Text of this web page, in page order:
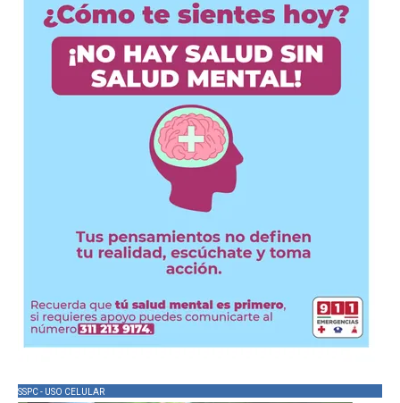
SSPC - USO CELULAR